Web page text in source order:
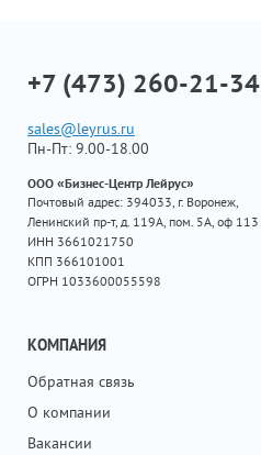
+7 (473) 260-21-34
sales@leyrus.ru
Пн-Пт: 9.00-18.00
ООО «Бизнес-Центр Лейрус»
Почтовый адрес: 394033, г. Воронеж,
Ленинский пр-т, д. 119А, пом. 5А, оф 113
ИНН 3661021750
КПП 366101001
ОГРН 1033600055598
КОМПАНИЯ
Обратная связь
О компании
Вакансии